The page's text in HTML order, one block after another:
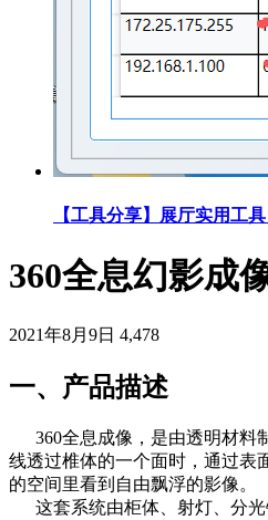
【工具分享】展厅实用工
360全息幻影成
2021年8月9日 4,478
一、产品描述
360全息成像，是由透明材料
线透过椎体的一个面时，通过表
的空间里看到自由飘浮的影像。
这套系统由柜体、射灯、分光